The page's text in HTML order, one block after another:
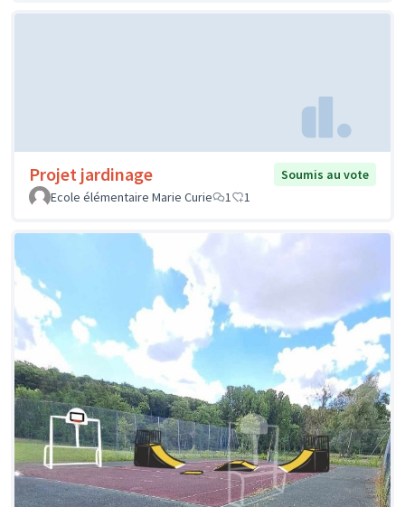
Projet jardinage
Soumis au vote
Ecole élémentaire Marie Curie
1 1